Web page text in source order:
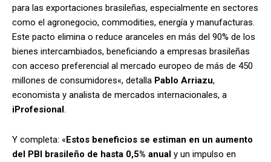
para las exportaciones brasileñas, especialmente en sectores
como el agronegocio, commodities, energía y manufacturas.
Este pacto elimina o reduce aranceles en más del 90% de los
bienes intercambiados, beneficiando a empresas brasileñas
con acceso preferencial al mercado europeo de más de 450
millones de consumidores«, detalla Pablo Arriazu,
economista y analista de mercados internacionales, a
iProfesional.
Y completa: «Estos beneficios se estiman en un aumento
del PBI brasileño de hasta 0,5% anual y un impulso en